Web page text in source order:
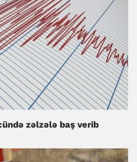
zəlzələ baş verib